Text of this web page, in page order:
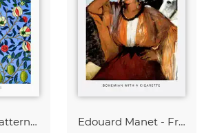
Four Fruits Pattern von William Morris Edouard Manet - Frau mit Zigarette